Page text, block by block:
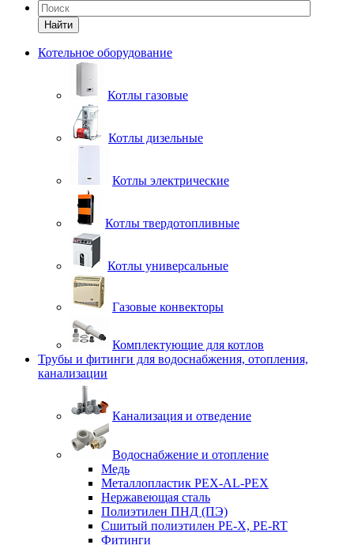
Найти
Котельное оборудование
Котлы газовые
Котлы дизельные
Котлы электрические
Котлы твердотопливные
Котлы универсальные
Газовые конвекторы
Комплектующие для котлов
Трубы и фитинги для водоснабжения, отопления,
канализации
Канализация и отведение
Водоснабжение и отопление
Медь
Металлопластик PEX-AL-PEX
Нержавеющая сталь
Полиэтилен ПНД (ПЭ)
Сшитый полиэтилен PE-X, PE-RT
Фитинги